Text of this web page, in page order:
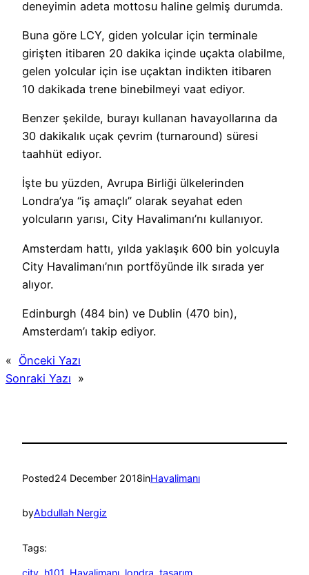
deneyimin adeta mottosu haline gelmiş durumda.
Buna göre LCY, giden yolcular için terminale
girişten itibaren 20 dakika içinde uçakta olabilme,
gelen yolcular için ise uçaktan indikten itibaren
10 dakikada trene binebilmeyi vaat ediyor.
Benzer şekilde, burayı kullanan havayollarına da
30 dakikalık uçak çevrim (turnaround) süresi
taahhüt ediyor.
İşte bu yüzden, Avrupa Birliği ülkelerinden
Londra’ya “iş amaçlı” olarak seyahat eden
yolcuların yarısı, City Havalimanı’nı kullanıyor.
Amsterdam hattı, yılda yaklaşık 600 bin yolcuyla
City Havalimanı’nın portföyünde ilk sırada yer
alıyor.
Edinburgh (484 bin) ve Dublin (470 bin),
Amsterdam’ı takip ediyor.
« Önceki Yazı
Sonraki Yazı »
Posted24 December 2018inHavalimanı
byAbdullah Nergiz
Tags:
city h101 Havalimanı londra tasarım